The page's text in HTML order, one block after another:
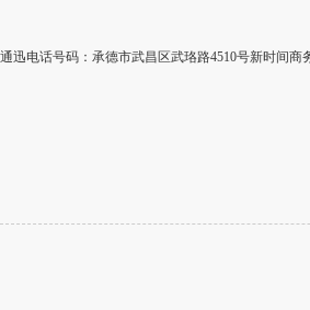
通迅电话号码：承德市武昌区武珞路4510号新时间